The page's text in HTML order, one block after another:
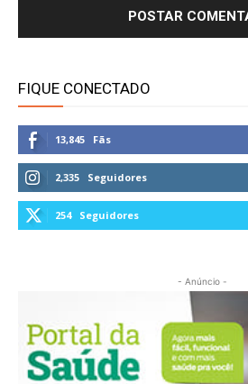
FIQUE CONECTADO
13,845 Fãs
2,335 Seguidores
254 Seguidores
- Anúncio -